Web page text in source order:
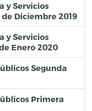
y Servicios
Diciembre 2019
y Servicios
Enero 2020
Segunda
Primera